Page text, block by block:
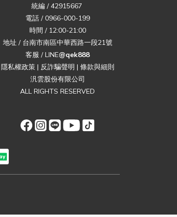
統編 / 42915667
電話 / 0966-000-199
時間 / 12:00-21:00
地址 / 台南市南區中華西路一段21號
客服 / LINE@qek888
隱私權政策| 反詐騙聲明 | 條款與細則
汎雲股份有限公司
ALL RIGHTS RESERVED